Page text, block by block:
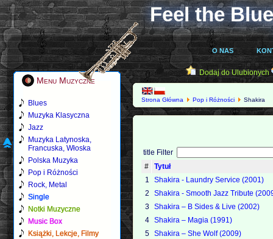
Feel the
O NAS
Menu Muzyczne
Blues
Muzyka Klasyczna
Jazz
Muzyka Latynoska,
Francuska, Włoska
Polska Muzyka
Pop i Różności
Rock, Metal
Single
Notki Muzyczne
Music Box
Książki, Lekcje, Filmy
Dodaj do Ulubionych
Strona Główna Pop i Różności Shakira
title Filter
#
Tytuł
1
Shakira - Laundry Service (2001)
2
Shakira - Smooth Jazz Tribute
3 Shakira – B Sides & Live (2002)
4 Shakira – Magia (1991)
5 Shakira – She Wolf (2009)